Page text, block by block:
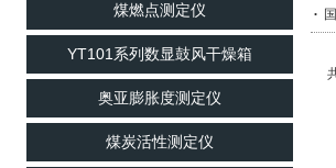
煤燃点测定仪
YT101系列数显鼓风干燥箱
奥亚膨胀度测定仪
煤炭活性测定仪